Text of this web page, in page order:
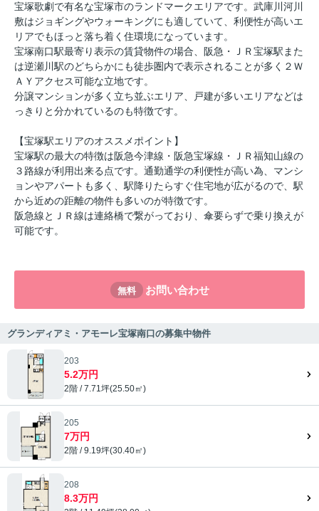
宝塚歌劇で有名な宝塚市のランドマークエリアです。武庫川河川
敷はジョギングやウォーキングにも適していて、利便性が高いエ
リアでもほっと落ち着く住環境になっています。
宝塚南口駅最寄り表示の賃貸物件の場合、阪急・ＪＲ宝塚駅また
は逆瀬川駅のどちらかにも徒歩圏内で表示されることが多く２Ｗ
ＡＹアクセス可能な立地です。
分譲マンションが多く立ち並ぶエリア、戸建が多いエリアなどは
っきりと分かれているのも特徴です。
【宝塚駅エリアのオススメポイント】
宝塚駅の最大の特徴は阪急今津線・阪急宝塚線・ＪＲ福知山線の
３路線が利用出来る点です。通勤通学の利便性が高い為、マンシ
ョンやアパートも多く、駅降りたらすぐ住宅地が広がるので、駅
から近めの距離の物件も多いのが特徴です。
阪急線とＪＲ線は連絡橋で繋がっており、傘要らずで乗り換えが
可能です。
無料 お問い合わせ
グランディアミ・アモーレ宝塚南口の募集中物件
203
5.2万円
2階 / 7.71坪(25.50㎡)
205
7万円
2階 / 9.19坪(30.40㎡)
208
8.3万円